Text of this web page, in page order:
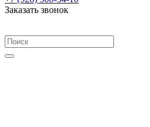
Заказать звонок